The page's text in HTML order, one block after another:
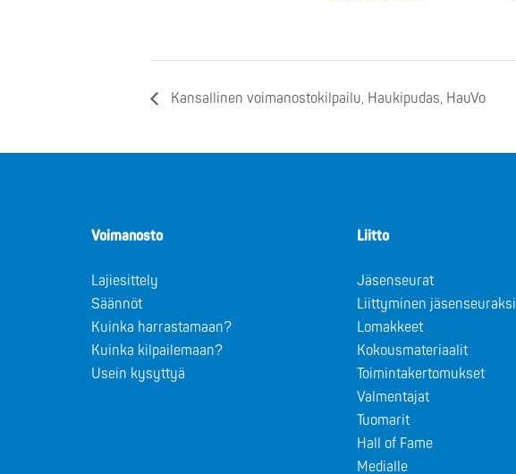
Kansallinen voimanostokilpailu, Haukipudas, HauVo
Voimanosto
Lajiesittely
Säännöt
Kuinka harrastamaan?
Kuinka kilpailemaan?
Usein kysyttyä
Liitto
Jäsenseurat
Liittyminen jäsenseuraksi
Lomakkeet
Kokousmateriaalit
Toimintakertomukset
Valmentajat
Tuomarit
Hall of Fame
Medialle